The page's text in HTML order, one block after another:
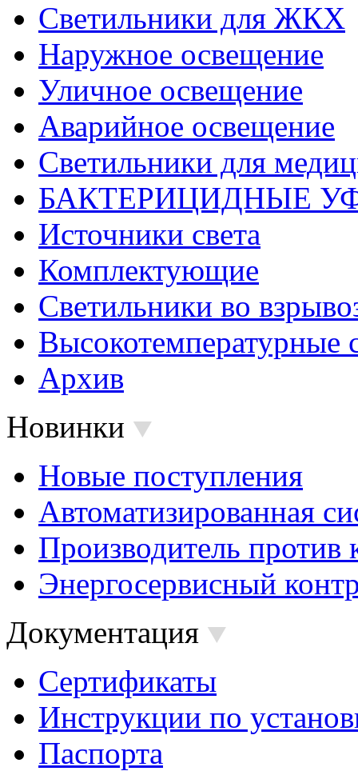
Светильники для ЖКХ
Наружное освещение
Уличное освещение
Аварийное освещение
Светильники для
БАКТЕРИЦИДНЫЕ
Источники света
Комплектующие
Светильники во
Высокотемпературные
Архив
Новинки
Новые поступления
Автоматизированная
Производитель против
Энергосервисный
Документация
Сертификаты
Инструкции по
Паспорта